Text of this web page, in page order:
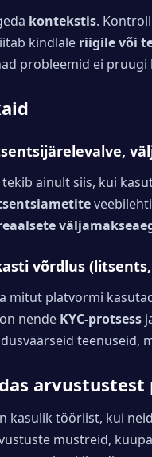
kontekstis.
kindlale riigile või
probleemid ei
ainult siis, kui
võrdlus
mitut platvormi
nende KYC-protsess
arvustustest
kasulik tööriist, kui
mustreid,